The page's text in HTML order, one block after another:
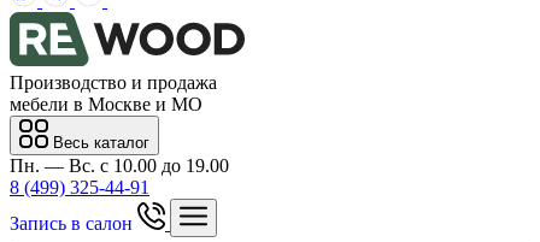
Производство и продажа
мебели в Москве и МО
Весь каталог
Пн. — Вс. с 10.00 до 19.00
8 (499) 325-44-91
Запись в салон